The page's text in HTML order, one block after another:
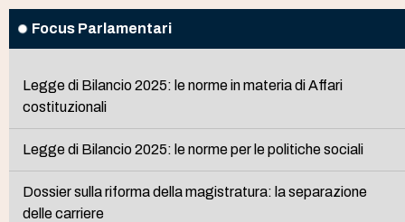
Focus Parlamentari
Legge di Bilancio 2025: le norme in materia di Affari
costituzionali
Legge di Bilancio 2025: le norme per le politiche sociali
Dossier sulla riforma della magistratura: la separazione
delle carriere